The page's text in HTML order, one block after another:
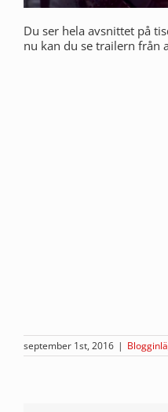
Du ser hela avsnittet på
nu kan du se trailern från
september 1st, 2016 |